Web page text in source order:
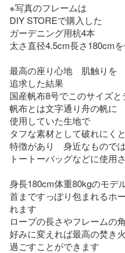
※写真のフレームは
DIY STOREで購入した
ガーデニング用杭4本
太さ直径4.5cm長さ180cm
最高の座り心地　肌触りを
追求した結果
国産帆布8号でこのサイズ
帆布とは文字通り舟の帆に
使用していた生地で
タフな素材として破れにく
特徴があり　身近なものでは
トートーバッグなどに使用
身長180cm体重80kgのモデ
首まですっぽり包まれるホ
れます
ロープの長さやフレームの
好みに変えれば最高の焚き
過ごすことができます